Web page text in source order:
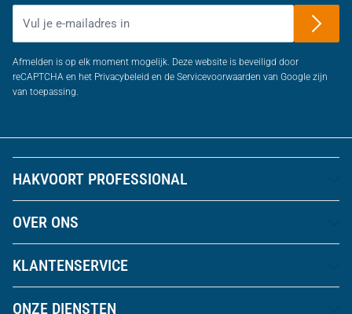
Afmelden is op elk moment mogelijk. Deze website is beveiligd door
reCAPTCHA en het Privacybeleid en de Servicevoorwaarden van Google zijn
van toepassing.
HAKVOORT PROFESSIONAL
OVER ONS
KLANTENSERVICE
ONZE DIENSTEN